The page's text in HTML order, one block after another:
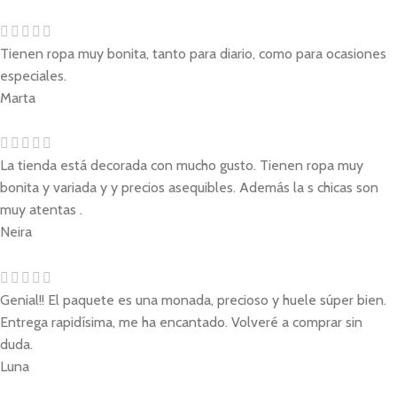
Tienen ropa muy bonita, tanto para diario, como para ocasiones
especiales.
Marta
La tienda está decorada con mucho gusto. Tienen ropa muy
bonita y variada y y precios asequibles. Además la s chicas son
muy atentas .
Neira
Genial!! El paquete es una monada, precioso y huele súper bien.
Entrega rapidísima, me ha encantado. Volveré a comprar sin
duda.
Luna